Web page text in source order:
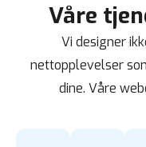
Våre
Vi designer
nettopplevelser
dine. Våre